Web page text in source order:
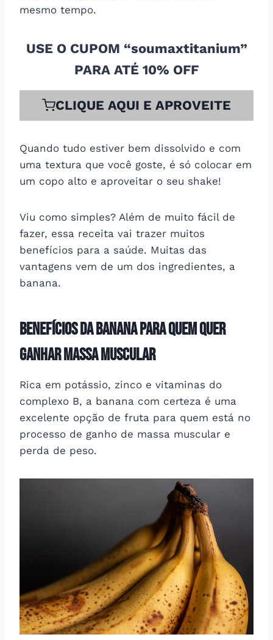
mesmo tempo.
USE O CUPOM “soumaxtitanium”
PARA ATÉ 10% OFF
CLIQUE AQUI E APROVEITE
Quando tudo estiver bem dissolvido e com
uma textura que você goste, é só colocar em
um copo alto e aproveitar o seu shake!
Viu como simples? Além de muito fácil de
fazer, essa receita vai trazer muitos
benefícios para a saúde. Muitas das
vantagens vem de um dos ingredientes, a
banana.
Benefícios da banana para quem quer
ganhar massa muscular
Rica em potássio, zinco e vitaminas do
complexo B, a banana com certeza é uma
excelente opção de fruta para quem está no
processo de ganho de massa muscular e
perda de peso.